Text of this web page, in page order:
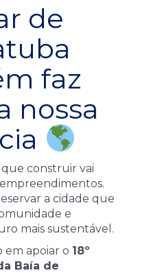
de
faz
nossa
que construir vai
a cidade que
e
mais sustentável.
em apoiar o 18º
Baía de